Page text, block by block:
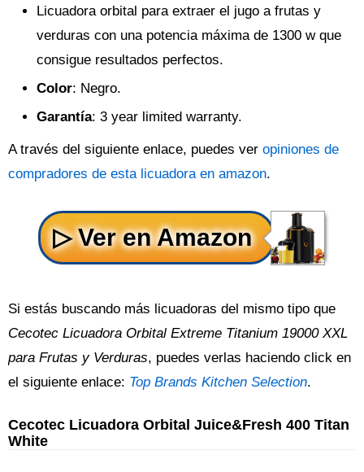
Licuadora orbital para extraer el jugo a frutas y
verduras con una potencia máxima de 1300 w que
consigue resultados perfectos.
Color: Negro.
Garantía: 3 year limited warranty.
A través del siguiente enlace, puedes ver opiniones de
compradores de esta licuadora en amazon.
Si estás buscando más licuadoras del mismo tipo que
Cecotec Licuadora Orbital Extreme Titanium 19000 XXL
para Frutas y Verduras, puedes verlas haciendo click en
el siguiente enlace: Top Brands Kitchen Selection.
Cecotec Licuadora Orbital Juice&Fresh 400 Titan
White